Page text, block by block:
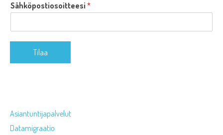
Sähköpostiosoitteesi *
Tilaa
Asiantuntijapalvelut
Datamigraatio